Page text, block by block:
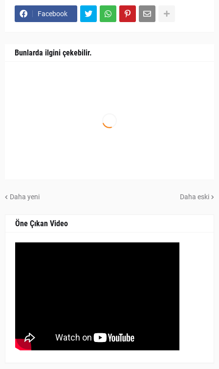
Facebook
Bunlarda ilgini çekebilir.
Daha yeni Daha eski
Öne Çıkan Video